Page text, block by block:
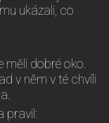
ukázali, co
měli dobré oko.
v něm v té chvíli
pravil: